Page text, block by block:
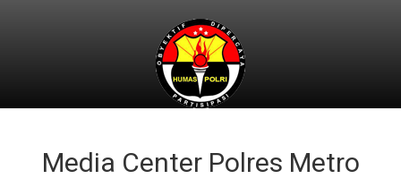
Media Center Polres Metro